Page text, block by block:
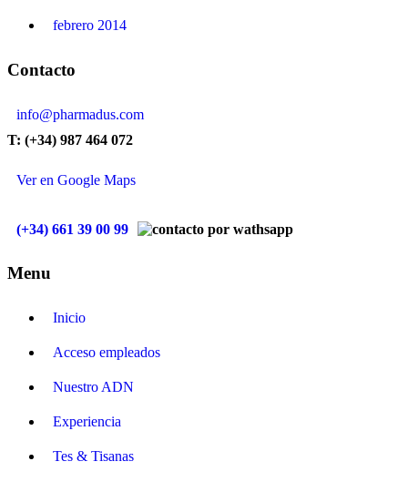
febrero 2014
Contacto
info@pharmadus.com
T: (+34) 987 464 072
Ver en Google Maps
(+34) 661 39 00 99
Menu
Inicio
Acceso empleados
Nuestro ADN
Experiencia
Tes & Tisanas